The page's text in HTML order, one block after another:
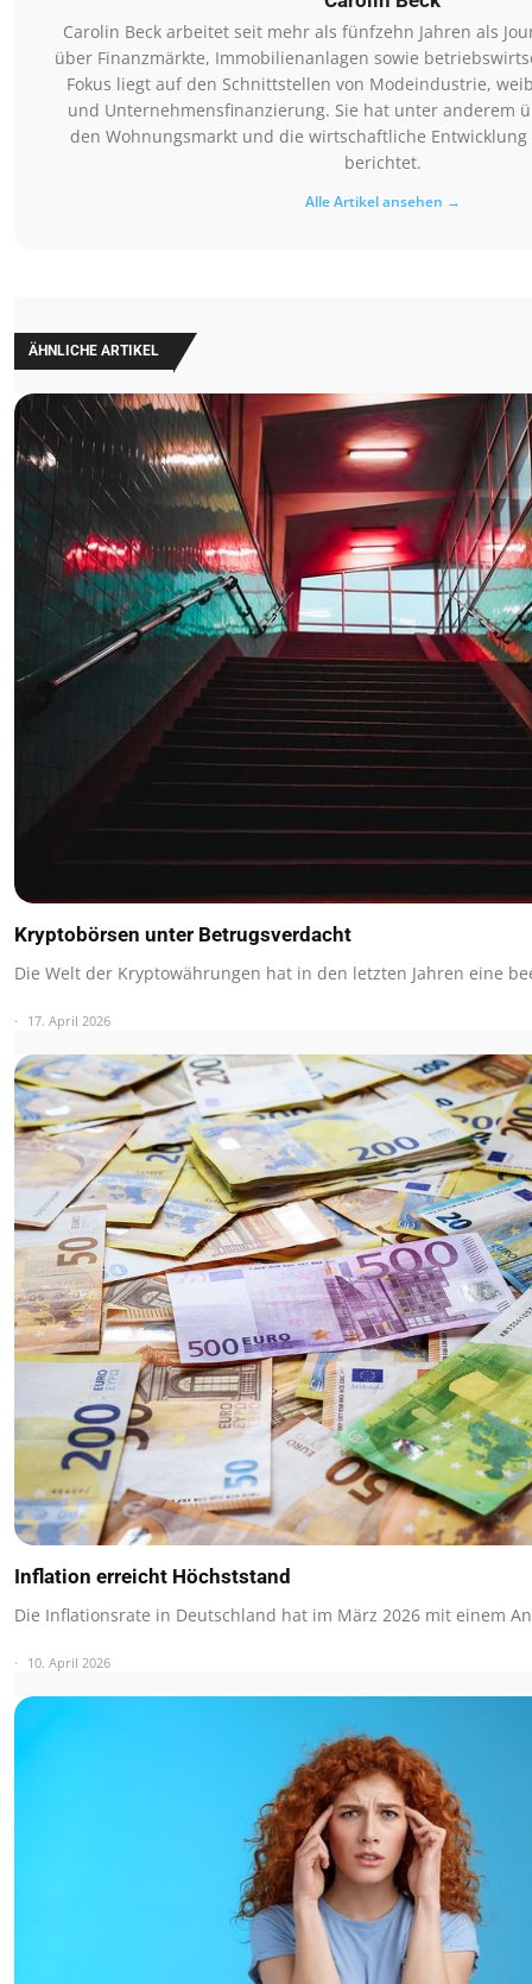
Carolin Beck arbeitet seit mehr als fünfzehn Jahren als
über Finanzmärkte, Immobilienanlagen sowie
Fokus liegt auf den Schnittstellen von Modeindustrie,
und Unternehmensfinanzierung. Sie hat unter anderem
den Wohnungsmarkt und die wirtschaftliche
berichtet.
Alle Artikel ansehen →
ÄHNLICHE ARTIKEL
Kryptobörsen unter Betrugsverdacht
Die Welt der Kryptowährungen hat in den letzten Jahren eine
17. April 2026
Inflation erreicht Höchststand
Die Inflationsrate in Deutschland hat im März 2026 mit einem
10. April 2026